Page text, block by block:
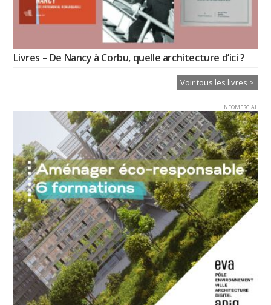
Livres – De Nancy à Corbu, quelle architecture d’ici ?
Voir tous les livres >
INFOMERCIAL